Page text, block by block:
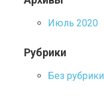
Июль 2020
Рубрики
Без рубрики